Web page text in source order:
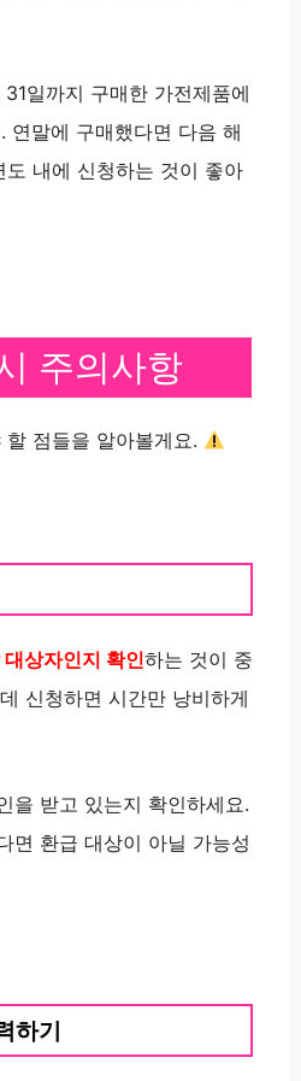
일까지 구매한 가전제품에
연말에 구매했다면 다음 해
도 내에 신청하는 것이 좋아
주의사항
점들을 알아볼게요.
상자인지 확인하는 것이 중
신청하면 시간만 낭비하게
을 받고 있는지 확인하세요.
면 환급 대상이 아닐 가능성
하기